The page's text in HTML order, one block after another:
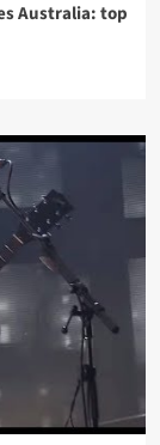
Australia: top